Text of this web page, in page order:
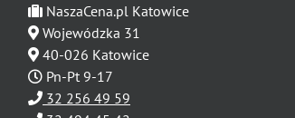
NaszaCena.pl Katowice
Wojewódzka 31
40-026 Katowice
Pn-Pt 9-17
32 256 49 59